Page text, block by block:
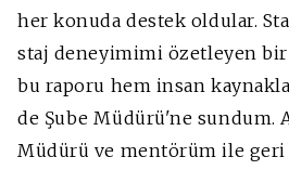
her konuda destek oldular.
staj deneyimimi özetleyen bir
bu raporu hem insan
de Şube Müdürü'ne sundum.
Müdürü ve mentörüm ile